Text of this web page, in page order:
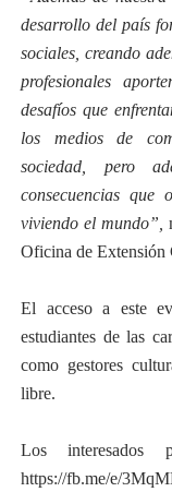
desarrollo del país
sociales, creando
profesionales
desafíos que
los medios de
sociedad, pero
consecuencias
viviendo el mundo”,
Oficina de Extensión
El acceso a este
estudiantes de las
como gestores
libre.
Los interesados
https://fb.me/e/